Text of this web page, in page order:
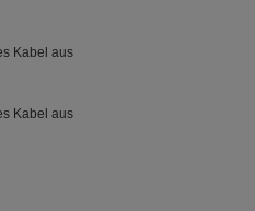
Kabel aus
Kabel aus